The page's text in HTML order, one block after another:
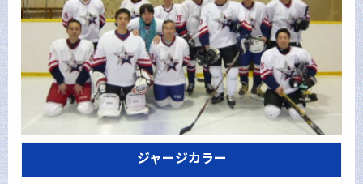
ジャージカラー